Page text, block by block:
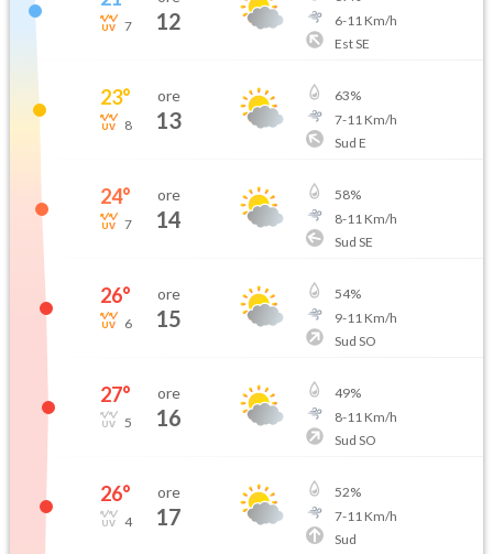
7 12
6-11 Km/h
Est SE
23°
8
ore
13
63%
7-11 Km/h
Sud E
24°
7
ore
14
58%
8-11 Km/h
Sud SE
26°
6
ore
15
54%
9-11 Km/h
Sud SO
27°
5
ore
16
49%
8-11 Km/h
Sud SO
26°
4
ore
17
52%
7-11 Km/h
Sud